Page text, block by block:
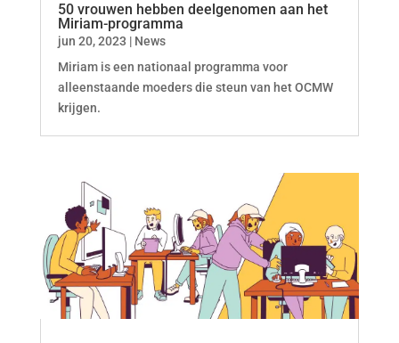
50 vrouwen hebben deelgenomen aan het
Miriam-programma
jun 20, 2023 | News
Miriam is een nationaal programma voor
alleenstaande moeders die steun van het OCMW
krijgen.